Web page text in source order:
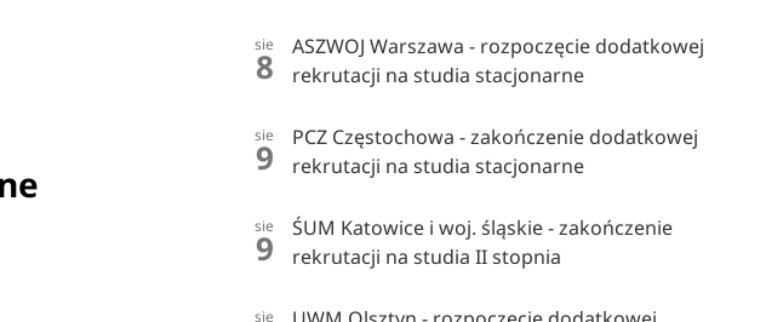
sie
8
ASZWOJ Warszawa - rozpoczęcie dodatkowej
rekrutacji na studia stacjonarne
sie
9
PCZ Częstochowa - zakończenie dodatkowej
rekrutacji na studia stacjonarne
sie
9
ŚUM Katowice i woj. śląskie - zakończenie
rekrutacji na studia II stopnia
sie